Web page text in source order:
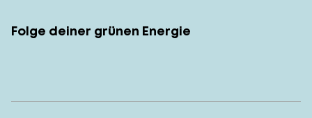
Folge deiner grünen Energie